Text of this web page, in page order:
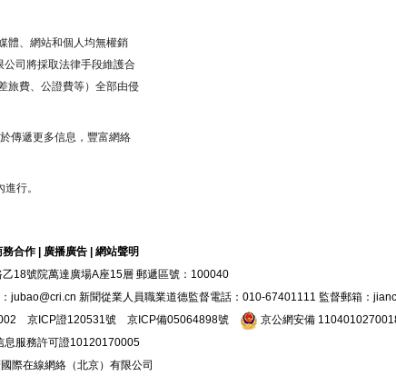
體、網站和個人均無權銷
公司將採取法律手段維護合
旅費、公證費等）全部由侵
傳遞更多信息，豐富網絡
行。
務合作| 廣播廣告| 網站聲明
18號院萬達廣場A座15層 郵遞區號：100040
jubao@cri.cn 新聞從業人員職業道德監督電話：010-67401111 監督郵箱：
京ICP證120531號 京ICP備05064898號
京公網安備
息服務許可證10120170005
際在線網絡（北京）有限公司